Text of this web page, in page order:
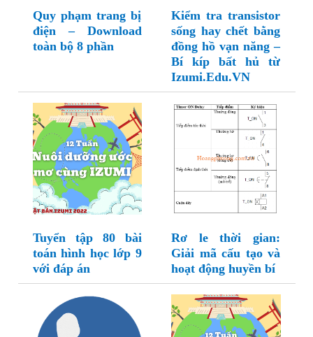
Quy phạm trang bị
điện – Download
toàn bộ 8 phần
Kiểm tra transistor
sống hay chết bằng
đồng hồ vạn năng –
Bí kíp bất hủ từ
Izumi.Edu.VN
Tuyển tập 80 bài
toán hình học lớp 9
với đáp án
Rơ le thời gian:
Giải mã cấu tạo và
hoạt động huyền bí